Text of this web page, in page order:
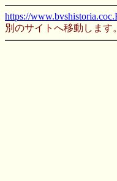
https://
別のサイトへ移動します